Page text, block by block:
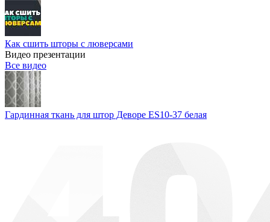
Как сшить шторы с люверсами
Видео презентации
Все видео
Гардинная ткань для штор Деворе ES10-37 белая